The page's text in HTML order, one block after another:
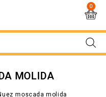
0
MOLIDA
moscada molida